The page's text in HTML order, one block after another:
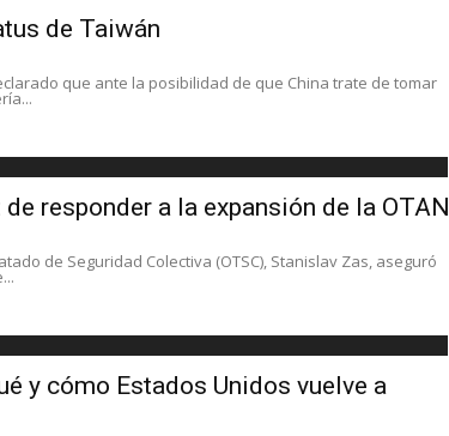
de Taiwán
que ante la posibilidad de que China trate de tomar
responder a la expansión de la OTAN
de Seguridad Colectiva (OTSC), Stanislav Zas, aseguró
y cómo Estados Unidos vuelve a